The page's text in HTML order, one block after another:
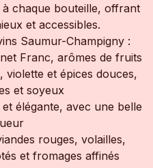
chaque bouteille, offrant
et accessibles.
Saumur-Champigny :
Franc, arômes de fruits
violette et épices douces,
et soyeux
élégante, avec une belle
rouges, volailles,
et fromages affinés